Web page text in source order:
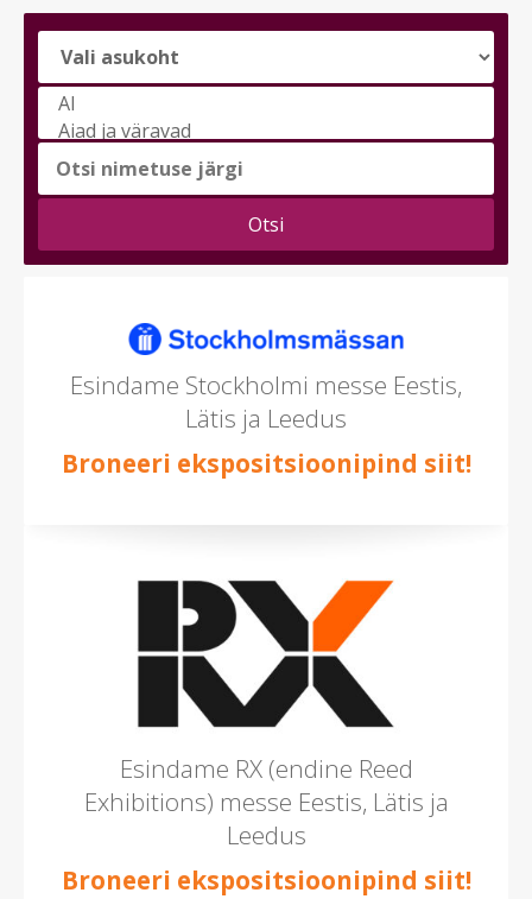
Vali
messi
teema
valida
Esindame Stockholmi messe Eestis,
Lätis ja Leedus
Broneeri ekspositsioonipind siit!
Esindame RX (endine Reed
Exhibitions) messe Eestis, Lätis ja
Leedus
Broneeri ekspositsioonipind siit!